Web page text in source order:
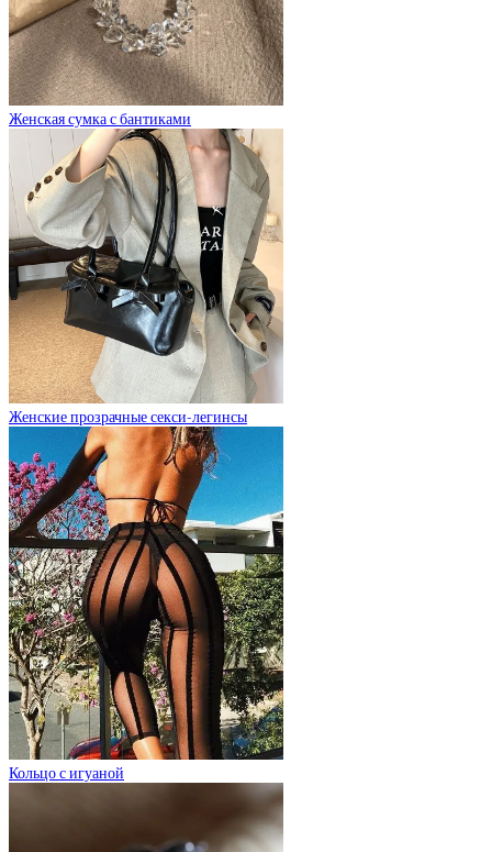
Женская сумка с бантиками
Женские прозрачные секси-легинсы
Кольцо с игуаной